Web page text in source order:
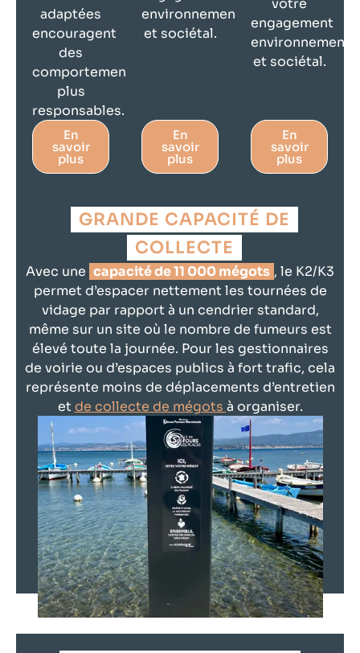
adaptées
encouragent
des
comportements
plus
responsables.
En
savoir
plus
environnemental
et sociétal.
En
savoir
plus
engagement
et sociétal.
En
savoir
plus
GRANDE CAPACITÉ DE
COLLECTE
Avec une capacité de 11 000 mégots , le K2/K3
permet d’espacer nettement les tournées de
vidage par rapport à un cendrier standard,
même sur un site où le nombre de fumeurs est
élevé toute la journée. Pour les gestionnaires
de voirie ou d’espaces publics à fort trafic, cela
représente moins de déplacements d’entretien
et de collecte de mégots à organiser.